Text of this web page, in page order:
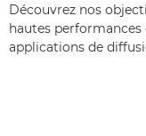
Découvrez nos
hautes
applications de